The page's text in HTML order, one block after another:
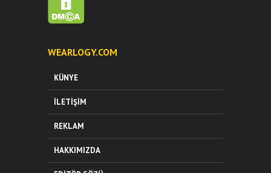
WEARLOGY.COM
KÜNYE
İLETIŞIM
REKLAM
HAKKIMIZDA